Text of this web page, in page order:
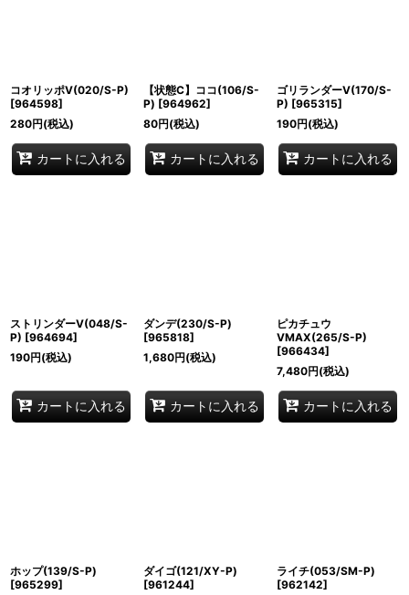
コオリッポV(020/S-P)
[964598]
280円(税込)
カートに入れる
【状態C】ココ(106/S-
P) [964962]
80円(税込)
カートに入れる
ゴリランダーV(170/S-
P) [965315]
190円(税込)
カートに入れる
ストリンダーV(048/S-
P) [964694]
190円(税込)
カートに入れる
ダンデ(230/S-P)
[965818]
1,680円(税込)
カートに入れる
ピカチュウ
VMAX(265/S-P)
[966434]
7,480円(税込)
カートに入れる
ホップ(139/S-P)
[965299]
ダイゴ(121/XY-P)
[961244]
ライチ(053/SM-P)
[962142]